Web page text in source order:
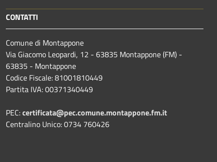
CONTATTI
Comune di Montappone
Via Giacomo Leopardi, 12 - 63835 Montappone (FM) -
63835 - Montappone
Codice Fiscale: 81001810449
Partita IVA: 00371340449
PEC:certificata@pec.comune.montappone.fm.it
Centralino Unico: 0734 760426